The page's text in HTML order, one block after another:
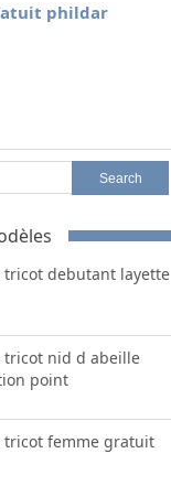
phildar
tricot debutant layette
tricot nid d abeille
point
tricot femme gratuit